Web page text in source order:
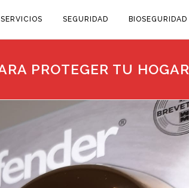
SERVICIOS SEGURIDAD BIOSEGURIDAD
PROTEGER TU HOGAR